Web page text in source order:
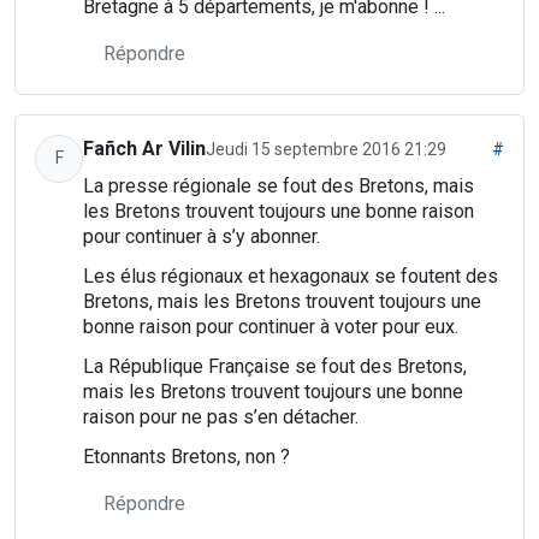
Bretagne à 5 départements, je m'abonne ! ...
Répondre
F Fañch Ar VilinJeudi 15 septembre 2016 21:29 #
La presse régionale se fout des Bretons, mais
les Bretons trouvent toujours une bonne raison
pour continuer à s’y abonner.
Les élus régionaux et hexagonaux se foutent des
Bretons, mais les Bretons trouvent toujours une
bonne raison pour continuer à voter pour eux.
La République Française se fout des Bretons,
mais les Bretons trouvent toujours une bonne
raison pour ne pas s’en détacher.
Etonnants Bretons, non ?
Répondre